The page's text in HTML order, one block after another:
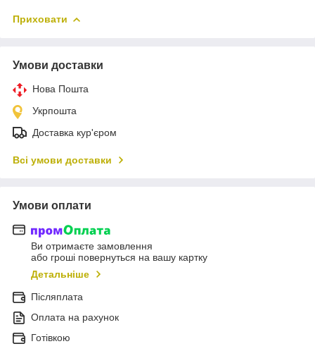
Приховати
Умови доставки
Нова Пошта
Укрпошта
Доставка кур'єром
Всі умови доставки
Умови оплати
Ви отримаєте замовлення
або гроші повернуться на вашу картку
Детальніше
Післяплата
Оплата на рахунок
Готівкою